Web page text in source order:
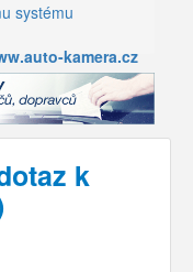
systému
kamera.cz
k